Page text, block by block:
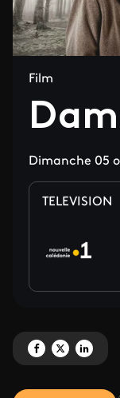
Film
Dimanche 05
TELEVISION
Partagez 'Damaged
PartagezPartagez